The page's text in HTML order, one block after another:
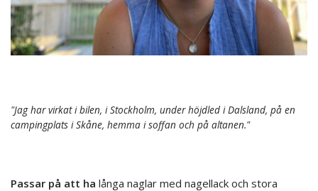
"Jag har virkat i bilen, i Stockholm, under höjdled i Dalsland, på en
campingplats i Skåne, hemma i soffan och på altanen."
Passar på att ha långa naglar med nagellack och stora